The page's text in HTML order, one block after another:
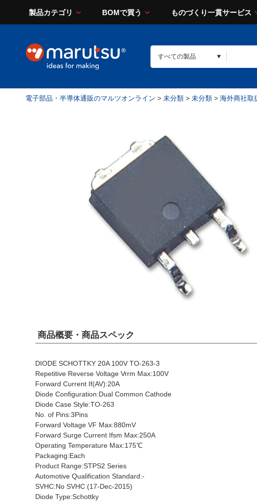
製品カテゴリ BOMで買う ものづくり一貫サービス
電子部品・半導体通販のマルツオンライン > 未分類 > 未分類 > 海外商社取
商品概要・商品スペック
DIODE SCHOTTKY 20A 100V TO-263-3
Repetitive Reverse Voltage Vrrm Max:100V
Forward Current If(AV):20A
Diode Configuration:Dual Common Cathode
Diode Case Style:TO-263
No. of Pins:3Pins
Forward Voltage VF Max:880mV
Forward Surge Current Ifsm Max:250A
Operating Temperature Max:175℃
Packaging:Each
Product Range:STPS2 Series
Automotive Qualification Standard:-
SVHC:No SVHC (17-Dec-2015)
Diode Type:Schottky